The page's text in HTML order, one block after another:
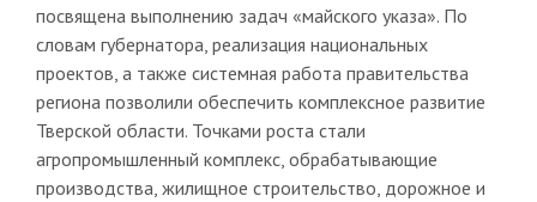
посвящена выполнению задач «майского указа». По
словам губернатора, реализация национальных
проектов, а также системная работа правительства
региона позволили обеспечить комплексное развитие
Тверской области. Точками роста стали
агропромышленный комплекс, обрабатывающие
производства, жилищное строительство, дорожное и